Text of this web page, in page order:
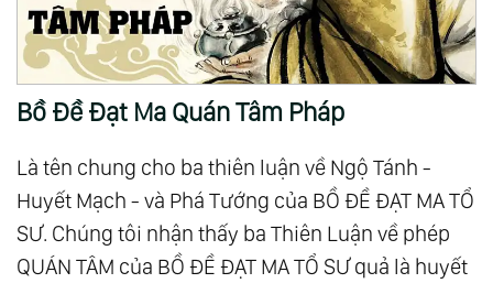
Bồ Đề Đạt Ma Quán Tâm Pháp
Là tên chung cho ba thiên luận về Ngộ Tánh -
Huyết Mạch - và Phá Tướng của BỒ ĐỀ ĐẠT MA TỔ
SƯ. Chúng tôi nhận thấy ba Thiên Luận về phép
QUÁN TÂM của BỒ ĐỀ ĐẠT MA TỔ SƯ quả là huyết